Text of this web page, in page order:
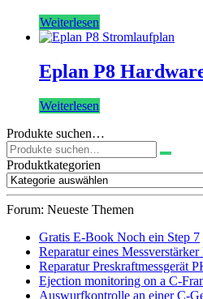
Weiterlesen
Eplan P8
Weiterlesen
Produkte suchen…
Suchen
nach:
Produktkategorien
Forum: Neueste Themen
Gratis E-Book Noch ein Step 7
Reparatur eines
Reparatur Preskraftmessgerät
Ejection monitoring on a C-
Auswurfkontrolle an einer C-